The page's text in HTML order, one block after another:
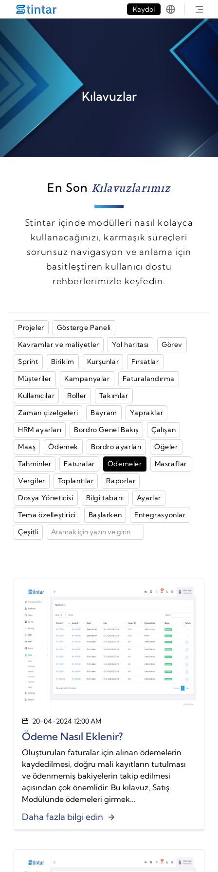
put google tag in file
Kaydol
Kılavuzlar
En Son Kılavuzlarımız
Stintar içinde modülleri nasıl kolayca
kullanacağınızı, karmaşık süreçleri
sorunsuz navigasyon ve anlama için
basitleştiren kullanıcı dostu
rehberlerimizle keşfedin.
Projeler
Gösterge Paneli
Kavramlar ve maliyetler
Yol haritası
Görev
Sprint
Birikim Kurşunlar
Fırsatlar
Müşteriler
Kampanyalar
Faturalandırma
Kullanıcılar
Roller
Takımlar
Zaman çizelgeleri
Bayram
Yapraklar
HRM ayarları
Bordro Genel Bakış
Çalışan
Maaş
Ödemek Bordro ayarları
Öğeler
Tahminler
Faturalar Ödemeler
Masraflar
Vergiler
Toplantılar
Raporlar
Dosya Yöneticisi
Bilgi tabanı
Ayarlar
Tema özelleştirici
Başlarken
Entegrasyonlar
Çeşitli
20-04-2024 12:00 AM
Ödeme Nasıl Eklenir?
Oluşturulan faturalar için alınan ödemelerin
kaydedilmesi, doğru mali kayıtların tutulması
ve ödenmemiş bakiyelerin takip edilmesi
açısından çok önemlidir. Bu kılavuz, Satış
Modülünde ödemeleri girmek...
Daha fazla bilgi edin